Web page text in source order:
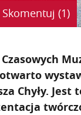
Skomentuj (1)
Chyły. Jest